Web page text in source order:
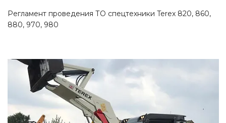
Регламент проведения ТО спецтехники Terex 820, 860,
880, 970, 980